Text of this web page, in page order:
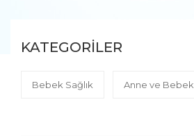
KATEGORILER
Bebek Sağlık Anne ve Bebek